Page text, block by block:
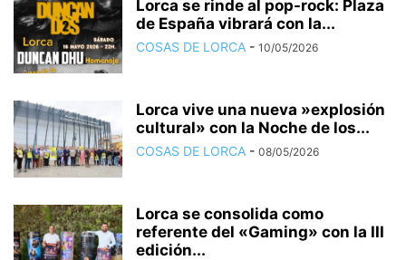
Lorca se rinde al pop-rock: Plaza
de España vibrará con la...
COSAS DE LORCA - 10/05/2026
Lorca vive una nueva »explosión
cultural» con la Noche de los...
COSAS DE LORCA - 08/05/2026
Lorca se consolida como
referente del «Gaming» con la III
edición...